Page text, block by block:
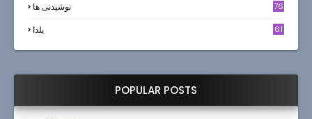
نوشیدنی ها 76
یلدا 61
POPULAR POSTS